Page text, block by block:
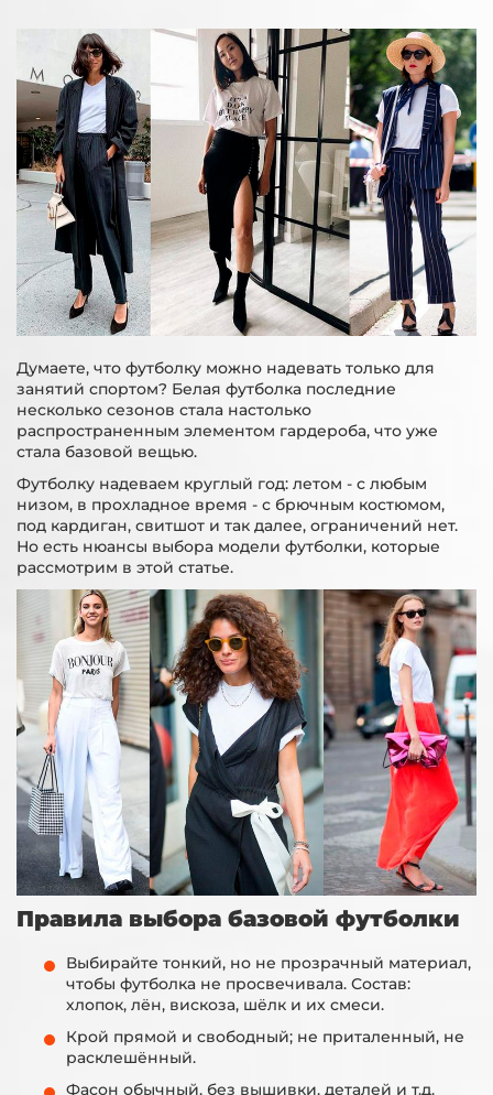
Думаете, что футболку можно надевать только для
занятий спортом? Белая футболка последние
несколько сезонов стала настолько
распространенным элементом гардероба, что уже
стала базовой вещью.
Футболку надеваем круглый год: летом - с любым
низом, в прохладное время - с брючным костюмом,
под кардиган, свитшот и так далее, ограничений нет.
Но есть нюансы выбора модели футболки, которые
рассмотрим в этой статье.
Правила выбора базовой футболки
Выбирайте тонкий, но не прозрачный материал,
чтобы футболка не просвечивала. Состав:
хлопок, лён, вискоза, шёлк и их смеси.
Крой прямой и свободный; не приталенный, не
расклешённый.
Фасон обычный, без вышивки, деталей и т.д.